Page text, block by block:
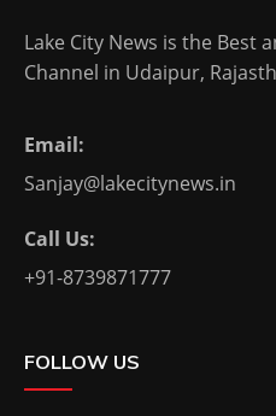
Lake City News is the Best
Channel in Udaipur,
Email:
Sanjay@lakecitynews.in
Call Us:
+91-8739871777
FOLLOW US